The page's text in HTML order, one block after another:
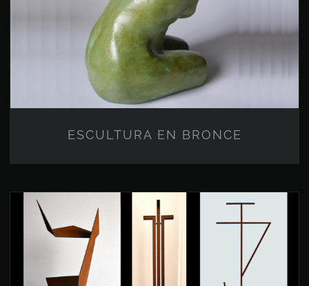
ESCULTURA EN BRONCE
ESCULTURA EN BRONCE